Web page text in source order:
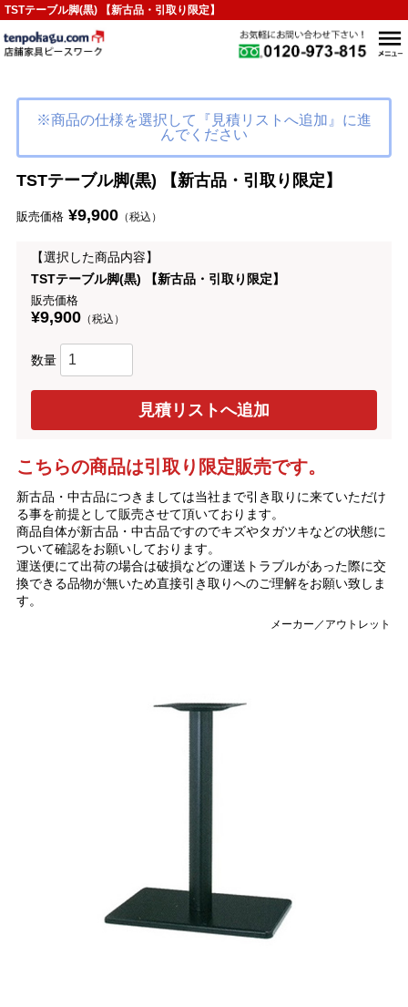
TSTテーブル脚(黒) 【新古品・引取り限定】
メーカー／アウトレット
※商品の仕様を選択して『見積リストへ追加』に進
んでください
TSTテーブル脚(黒) 【新古品・引取り限定】
販売価格¥9,900（税込）
【選択した商品内容】
TSTテーブル脚(黒) 【新古品・引取り限定】
販売価格
¥9,900（税込）
数量
こちらの商品は引取り限定販売です。
新古品・中古品につきましては当社まで引き取りに来ていただけ
る事を前提として販売させて頂いております。
商品自体が新古品・中古品ですのでキズやタガツキなどの状態に
ついて確認をお願いしております。
運送便にて出荷の場合は破損などの運送トラブルがあった際に交
換できる品物が無いため直接引き取りへのご理解をお願い致しま
す。